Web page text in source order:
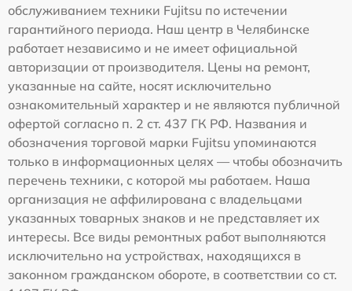
обслуживанием техники Fujitsu по истечении
гарантийного периода. Наш центр в Челябинске
работает независимо и не имеет официальной
авторизации от производителя. Цены на ремонт,
указанные на сайте, носят исключительно
ознакомительный характер и не являются публичной
офертой согласно п. 2 ст. 437 ГК РФ. Названия и
обозначения торговой марки Fujitsu упоминаются
только в информационных целях — чтобы обозначить
перечень техники, с которой мы работаем. Наша
организация не аффилирована с владельцами
указанных товарных знаков и не представляет их
интересы. Все виды ремонтных работ выполняются
исключительно на устройствах, находящихся в
законном гражданском обороте, в соответствии со ст.